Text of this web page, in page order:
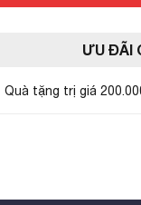
ƯU ĐÃI
Quà tặng trị giá